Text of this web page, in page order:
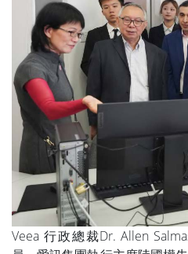
Veea 行政總裁Dr. Allen